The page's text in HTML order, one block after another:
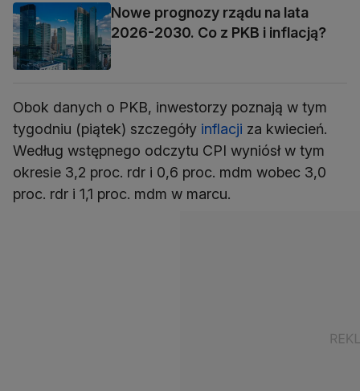
Nowe prognozy rządu na lata
2026-2030. Co z PKB i inflacją?
Obok danych o PKB, inwestorzy poznają w tym
tygodniu (piątek) szczegóły inflacji za kwiecień.
Według wstępnego odczytu CPI wyniósł w tym
okresie 3,2 proc. rdr i 0,6 proc. mdm wobec 3,0
proc. rdr i 1,1 proc. mdm w marcu.